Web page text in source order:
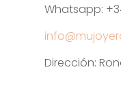
Whatsapp:
Dirección: